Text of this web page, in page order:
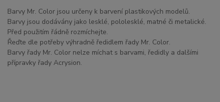
Barvy Mr. Color jsou určeny k barvení plastikových modelů.
Barvy jsou dodávány jako lesklé, pololesklé, matné či metalické.
Před použitím řádně rozmíchejte.
Řeďte dle potřeby výhradně ředidlem řady Mr. Color.
Barvy řady Mr. Color nelze míchat s barvami, ředidly a dalšími
přípravky řady Acrysion.